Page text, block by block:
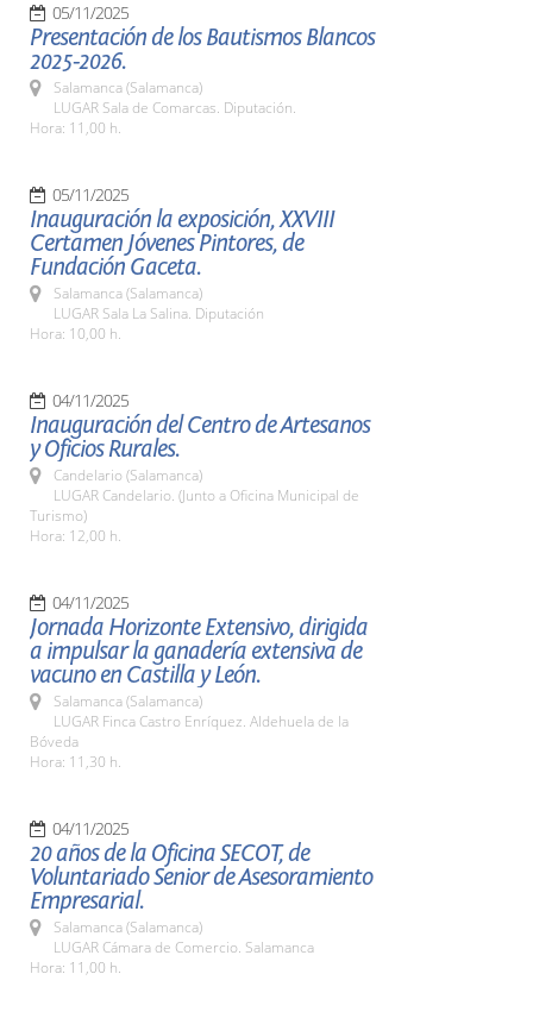
05/11/2025
Presentación de los Bautismos Blancos
2025-2026.
Salamanca (Salamanca)
LUGAR Sala de Comarcas. Diputación.
Hora: 11,00 h.
05/11/2025
Inauguración la exposición, XXVIII
Certamen Jóvenes Pintores, de
Fundación Gaceta.
Salamanca (Salamanca)
LUGAR Sala La Salina. Diputación
Hora: 10,00 h.
04/11/2025
Inauguración del Centro de Artesanos
y Oficios Rurales.
Candelario (Salamanca)
LUGAR Candelario. (Junto a Oficina Municipal de
Turismo)
Hora: 12,00 h.
04/11/2025
Jornada Horizonte Extensivo, dirigida
a impulsar la ganadería extensiva de
vacuno en Castilla y León.
Salamanca (Salamanca)
LUGAR Finca Castro Enríquez. Aldehuela de la
Bóveda
Hora: 11,30 h.
04/11/2025
20 años de la Oficina SECOT, de
Voluntariado Senior de Asesoramiento
Empresarial.
Salamanca (Salamanca)
LUGAR Cámara de Comercio. Salamanca
Hora: 11,00 h.